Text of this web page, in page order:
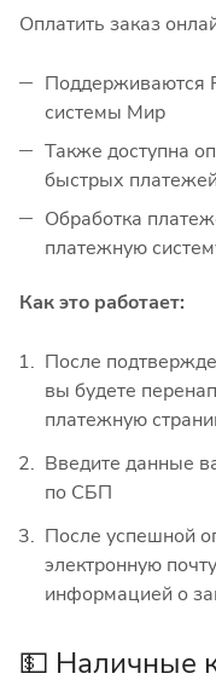
Оплатить заказ
Поддерживаются
системы Мир
Также доступна
быстрых
Обработка
платежную
Как это работает:
После
вы будете
платежную
Введите данные
по СБП
После успешной
электронную
информацией о
💵 Наличные